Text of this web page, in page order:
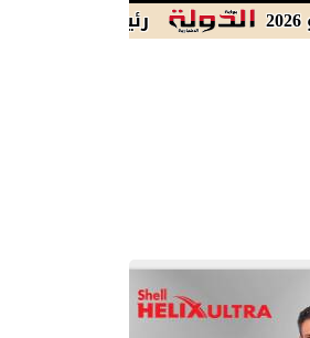
رئيس الوزراء: مشروعات